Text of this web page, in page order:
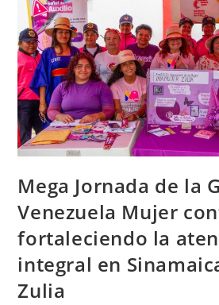
Mega Jornada de la
Venezuela Mujer
fortaleciendo la
integral en
Zulia